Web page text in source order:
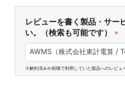
レビューを書く製品・サー
い。（検索も可能です）
*
※解約済みや前職で利用していた製品へのレビュ